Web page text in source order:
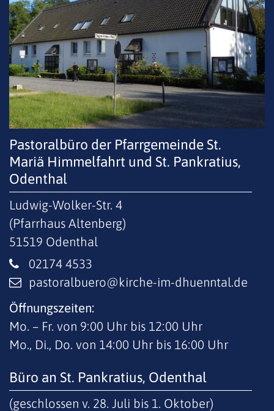
Pastoralbüro der Pfarrgemeinde St.
Mariä Himmelfahrt und St. Pankratius,
Odenthal
Ludwig-Wolker-Str. 4
(Pfarrhaus Altenberg)
51519 Odenthal
02174 4533
pastoralbuero@kirche-im-dhuenntal.de
Öffnungszeiten:
Mo. – Fr. von 9:00 Uhr bis 12:00 Uhr
Mo., Di., Do. von 14:00 Uhr bis 16:00 Uhr
Büro an St. Pankratius, Odenthal
(geschlossen v. 28. Juli bis 1. Oktober)